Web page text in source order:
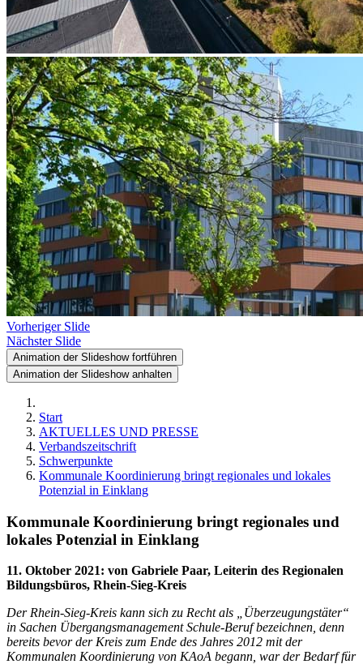
Vorheriger Slide
Nächster Slide
Animation der Slideshow fortführen
Animation der Slideshow anhalten
Start
AKTUELLES UND PRESSE
Verbandszeitschrift
Schwerpunkte
Kommunale Koordinierung bringt regionales und lokales
Potenzial in Einklang
Kommunale Koordinierung bringt regionales und
lokales Potenzial in Einklang
11. Oktober 2021: von Gabriele Paar, Leiterin des Regionalen
Bildungsbüros, Rhein-Sieg-Kreis
Der Rhein-Sieg-Kreis kann sich zu Recht als „Überzeugungstäter“
in Sachen Übergangsmanagement Schule-Beruf bezeichnen, denn
bereits bevor der Kreis zum Ende des Jahres 2012 mit der
Kommunalen Koordinierung von KAoA begann, war der Bedarf für